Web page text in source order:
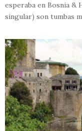
esperaba en Bosnia &
singular) son tumbas